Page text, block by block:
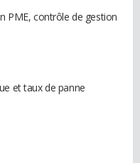
PME, contrôle de gestion
et taux de panne